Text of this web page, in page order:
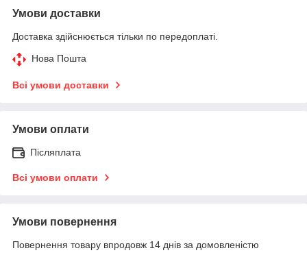
Умови доставки
Доставка здійснюється тільки по передоплаті.
Нова Пошта
Всі умови доставки
Умови оплати
Післяплата
Всі умови оплати
Умови повернення
Повернення товару впродовж 14 днів за домовленістю